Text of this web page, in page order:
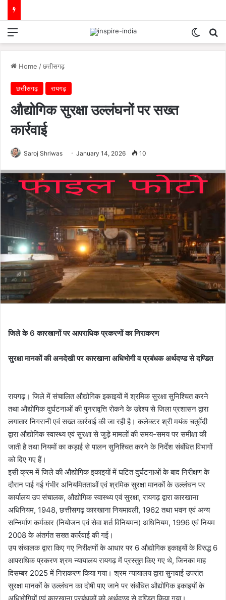
Menu
Home /छत्तीसगढ़
छत्तीसगढ़ रायगढ़
औद्योगिक सुरक्षा उल्लंघनों पर सख्त
कार्रवाई
Saroj Shriwas January 14, 2026 10
जिले के 6 कारखानों पर आपराधिक प्रकरणों का निराकरण
सुरक्षा मानकों की अनदेखी पर कारखाना अधिभोगी व प्रबंधक अर्थदण्ड से दण्डित
रायगढ़। जिले में संचालित औद्योगिक इकाइयों में श्रमिक सुरक्षा सुनिश्चित करने
तथा औद्योगिक दुर्घटनाओं की पुनरावृत्ति रोकने के उद्देश्य से जिला प्रशासन द्वारा
लगातार निगरानी एवं सख्त कार्रवाई की जा रही है। कलेक्टर श्री मयंक चतुर्वेदी
द्वारा औद्योगिक स्वास्थ्य एवं सुरक्षा से जुड़े मामलों की समय-समय पर समीक्षा की
जाती है तथा नियमों का कड़ाई से पालन सुनिश्चित करने के निर्देश संबंधित विभागों
को दिए गए हैं।
इसी क्रम में जिले की औद्योगिक इकाइयों में घटित दुर्घटनाओं के बाद निरीक्षण के
दौरान पाई गई गंभीर अनियमितताओं एवं श्रमिक सुरक्षा मानकों के उल्लंघन पर
कार्यालय उप संचालक, औद्योगिक स्वास्थ्य एवं सुरक्षा, रायगढ़ द्वारा कारखाना
अधिनियम, 1948, छत्तीसगढ़ कारखाना नियमावली, 1962 तथा भवन एवं अन्य
सन्निर्माण कर्मकार (नियोजन एवं सेवा शर्त विनियमन) अधिनियम, 1996 एवं नियम
2008 के अंतर्गत सख्त कार्रवाई की गई।
उप संचालक द्वारा किए गए निरीक्षणों के आधार पर 6 औद्योगिक इकाइयों के विरुद्ध 6
आपराधिक प्रकरण श्रम न्यायालय रायगढ़ में प्रस्तुत किए गए थे, जिनका माह
दिसम्बर 2025 में निराकरण किया गया। श्रम न्यायालय द्वारा सुनवाई उपरांत
सुरक्षा मानकों के उल्लंघन का दोषी पाए जाने पर संबंधित औद्योगिक इकाइयों के